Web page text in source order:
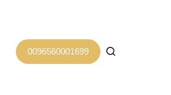
0096560001699